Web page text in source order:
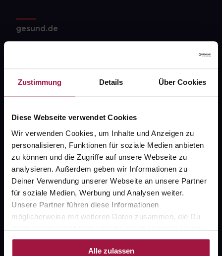
Zustimmung Details Über Cookies
Diese Webseite verwendet Cookies
Wir verwenden Cookies, um Inhalte und Anzeigen zu
personalisieren, Funktionen für soziale Medien anbieten
zu können und die Zugriffe auf unsere Webseite zu
analysieren. Außerdem geben wir Informationen zu
Deiner Verwendung unserer Webseite an unsere Partner
für soziale Medien, Werbung und Analysen weiter.
Unsere Partner führen diese Informationen
möglicherweise mit weiteren Daten zusammen, die Du
ihnen bereitgestellt hast oder die sie im Rahmen Deiner
Nutzung der Dienste gesammelt haben.
Alle zulassen
gesund.de
Karriere
Newsletter
gesund-versorger.de
Sanitätshäuser
Datenschutz
AGB
Impressum